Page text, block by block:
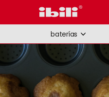
baterías